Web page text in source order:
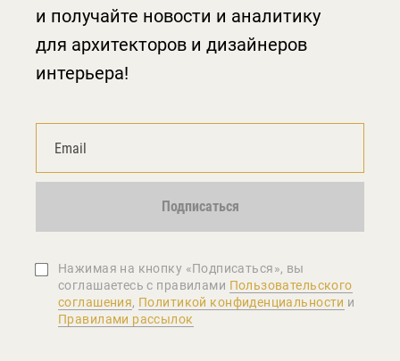
и получайте новости и аналитику
для архитекторов и дизайнеров
интерьера!
Подписаться
Нажимая на кнопку «Подписаться», вы
соглашаетеcь с правилами Пользовательского
соглашения, Политикой конфиденциальности и
Правилами рассылок